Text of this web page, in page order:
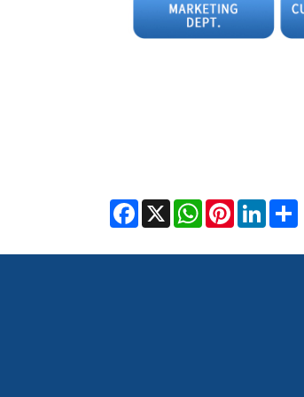
Facebook
X WhatsAppPinterest